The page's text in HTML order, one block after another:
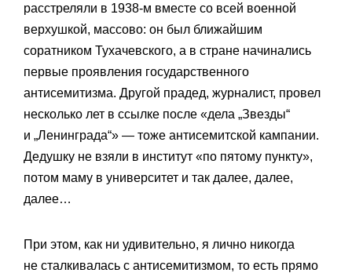
расстреляли в 1938-м вместе со всей военной
верхушкой, массово: он был ближайшим
соратником Тухачевского, а в стране начинались
первые проявления государственного
антисемитизма. Другой прадед, журналист, провел
несколько лет в ссылке после «дела „Звезды“
и „Ленинграда“» — тоже антисемитской кампании.
Дедушку не взяли в институт «по пятому пункту»,
потом маму в университет и так далее, далее,
далее…
При этом, как ни удивительно, я лично никогда
не сталкивалась с антисемитизмом, то есть прямо